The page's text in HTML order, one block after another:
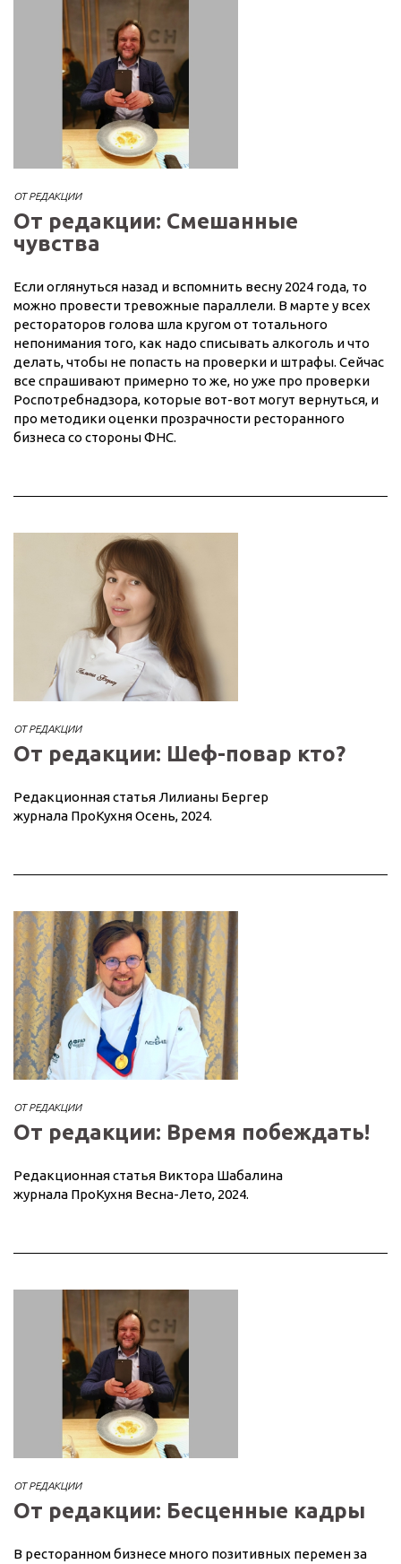
ОТ РЕДАКЦИИ
От редакции: Смешанные
чувства
Если оглянуться назад и вспомнить весну 2024 года, то
можно провести тревожные параллели. В марте у всех
рестораторов голова шла кругом от тотального
непонимания того, как надо списывать алкоголь и что
делать, чтобы не попасть на проверки и штрафы. Сейчас
все спрашивают примерно то же, но уже про проверки
Роспотребнадзора, которые вот-вот могут вернуться, и
про методики оценки прозрачности ресторанного
бизнеса со стороны ФНС.
ОТ РЕДАКЦИИ
От редакции: Шеф-повар кто?
Редакционная статья Лилианы Бергер
журнала ПроКухня Осень, 2024.
ОТ РЕДАКЦИИ
От редакции: Время побеждать!
Редакционная статья Виктора Шабалина
журнала ПроКухня Весна-Лето, 2024.
ОТ РЕДАКЦИИ
От редакции: Бесценные кадры
В ресторанном бизнесе много позитивных перемен за